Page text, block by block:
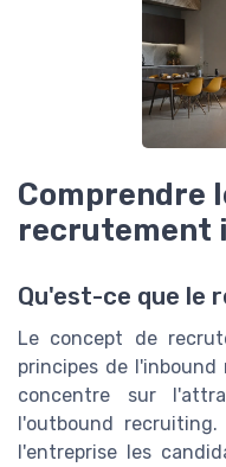
Comprendre
recrutement
Qu'est-ce que le
Le concept de
principes de
concentre sur
l'outbound
l'entreprise les